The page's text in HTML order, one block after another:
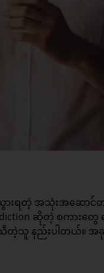
ရတဲ့ အသုံးအဆောင်တစ်
ဆိုတဲ့ စကားတွေ
သူ နည်းပါတယ်။ အခုပ